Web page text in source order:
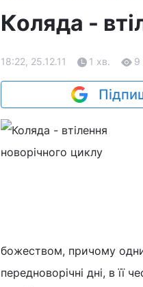
Коляда -
18:22, 25.12.11 1 хв. 9
божеством, причому
передноворічні дні, в